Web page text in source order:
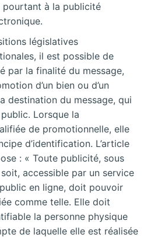
pourtant à la publicité
législatives
il est possible de
par la finalité du message,
d’un bien ou d’un
destination du message, qui
Lorsque la
de promotionnelle, elle
d’identification. L’article
: « Toute publicité, sous
accessible par un service
en ligne, doit pouvoir
comme telle. Elle doit
la personne physique
de laquelle elle est réalisée